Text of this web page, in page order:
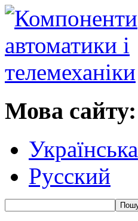
Мова сайту:
Українська
Русский